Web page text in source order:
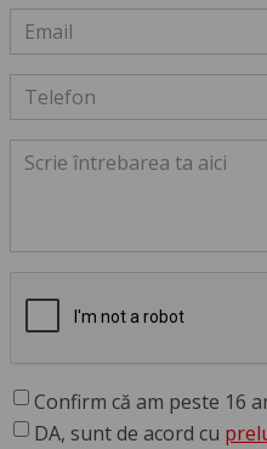
Confirm că am peste 16
DA, sunt de acord cu